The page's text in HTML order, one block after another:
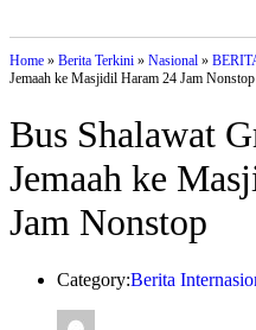
Home » Berita Terkini » Nasional »
Jemaah ke Masjidil Haram 24 Jam Nonstop
Bus Shalawat
Jemaah ke
Jam Nonstop
Category:Berita